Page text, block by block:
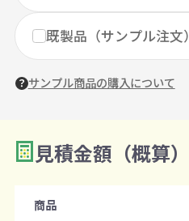
既製品（サンプル注文）
サンプル商品の購入について
2 数量を入力
購入条件
見積金額（概算）
商品